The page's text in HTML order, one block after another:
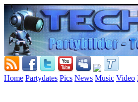
Home Partydates Pics News Music Video